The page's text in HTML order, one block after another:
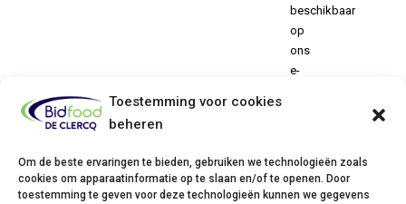
Toestemming voor cookies
beheren
Om de beste ervaringen te bieden, gebruiken we technologieën zoals
cookies om apparaatinformatie op te slaan en/of te openen. Door
toestemming te geven voor deze technologieën kunnen we gegevens
beschikbaar
op
ons
e-